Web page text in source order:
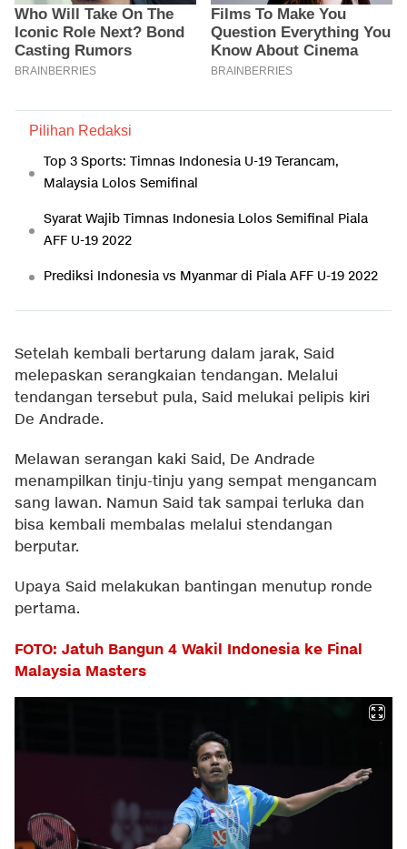
Pilihan Redaksi
Top 3 Sports: Timnas Indonesia U-19 Terancam,
Malaysia Lolos Semifinal
Syarat Wajib Timnas Indonesia Lolos Semifinal Piala
AFF U-19 2022
Prediksi Indonesia vs Myanmar di Piala AFF U-19 2022
Setelah kembali bertarung dalam jarak, Said
melepaskan serangkaian tendangan. Melalui
tendangan tersebut pula, Said melukai pelipis kiri
De Andrade.
Melawan serangan kaki Said, De Andrade
menampilkan tinju-tinju yang sempat mengancam
sang lawan. Namun Said tak sampai terluka dan
bisa kembali membalas melalui stendangan
berputar.
Upaya Said melakukan bantingan menutup ronde
pertama.
FOTO: Jatuh Bangun 4 Wakil Indonesia ke Final
Malaysia Masters